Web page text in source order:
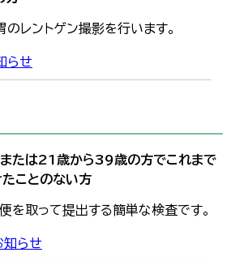
のレントゲン撮影を行います。
らせ
または21歳から39歳の方でこれまで
ことのない方
を取って提出する簡単な検査です。
知らせ